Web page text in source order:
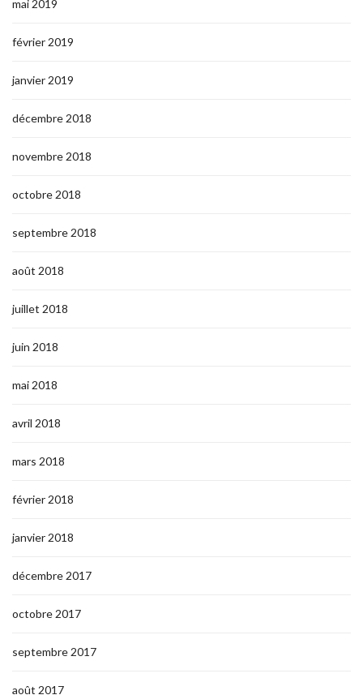
mai 2019
février 2019
janvier 2019
décembre 2018
novembre 2018
octobre 2018
septembre 2018
août 2018
juillet 2018
juin 2018
mai 2018
avril 2018
mars 2018
février 2018
janvier 2018
décembre 2017
octobre 2017
septembre 2017
août 2017